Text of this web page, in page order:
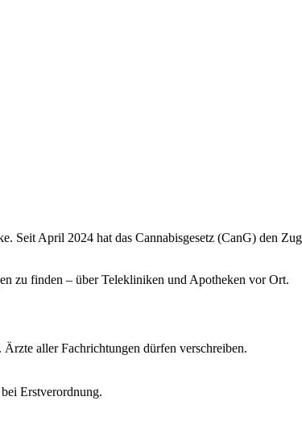
Seit April 2024 hat das Cannabisgesetz (CanG) den
zu finden – über Telekliniken und Apotheken vor Ort.
aller Fachrichtungen dürfen verschreiben.
Erstverordnung.